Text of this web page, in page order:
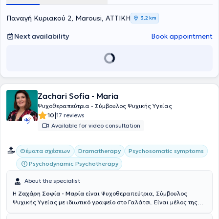
Παναγή Κυριακού 2, Marousi, ΑΤΤΙΚΗ 3,2 km
Next availability Book appointment
Zachari Sofia - Maria
Ψυχοθεραπεύτρια - Σύμβουλος Ψυχικής Υγείας
10|17 reviews
Available for video consultation
Θέματα σχέσεων Dramatherapy
Psychosomatic symptoms
Psychodynamic Psychotherapy
About the specialist
Η Ζαχάρη Σοφία - Μαρία είναι Ψυχοθεραπεύτρια, Σύμβουλος
Ψυχικής Υγείας με ιδιωτικό γραφείο στο Γαλάτσι. Είναι μέλος της